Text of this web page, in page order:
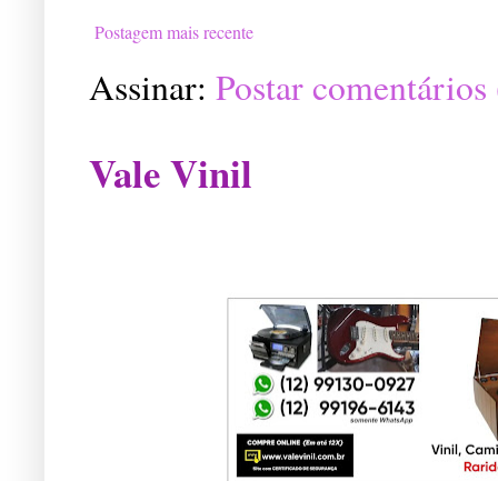
Postagem mais recente
Assinar: Postar
Vale Vinil